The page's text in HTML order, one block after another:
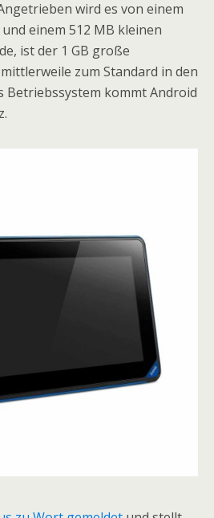
wird es von einem
einem 512 MB kleinen
ist der 1 GB große
zum Standard in den
Betriebssystem kommt Android